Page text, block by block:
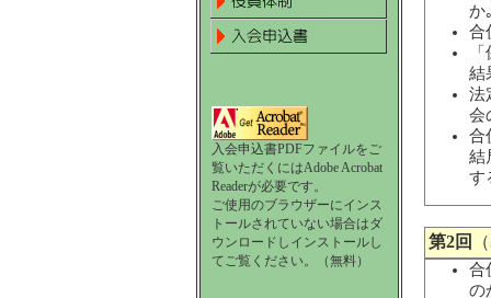
入会申込書PDFファイルをご
覧いただくにはAdobe Acrobat
Readerが必要です。
ご使用のブラウザーにインス
トールされていない場合はダ
ウンロードしインストールし
てご覧ください。（無料）
か
合
結
法
会
合
結
す
第2回
合
の